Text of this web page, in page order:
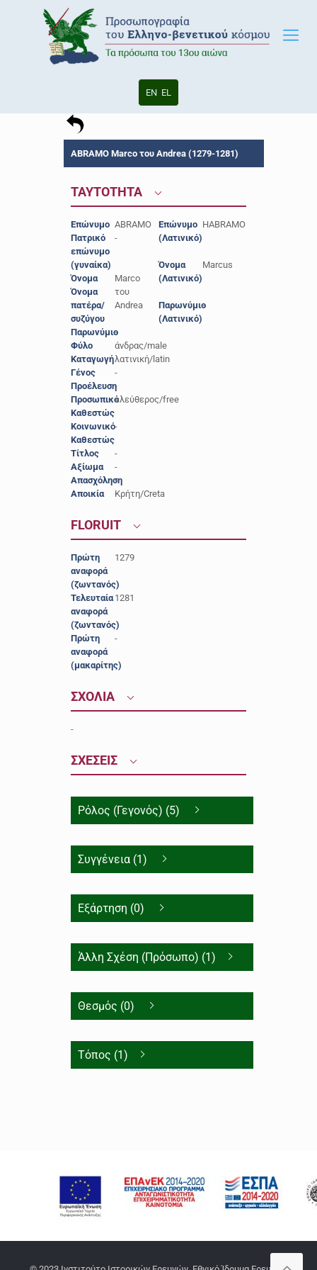
EN EL
ABRAMO Marco του Andrea (1279-1281)
ΤΑΥΤΟΤΗΤΑ
Επώνυμο ABRAMO
Πατρικό
επώνυμο
(γυναίκα)
-
Όνομα
Marco
Όνομα
πατέρα/
συζύγου
του
Andrea
Παρωνύμιο
-
Φύλο
άνδρας/male
Καταγωγήλατινική/latin
Γένος
-
Προέλευση-
Προσωπικό
Καθεστώς
ελεύθερος/free
Κοινωνικό
Καθεστώς
-
Τίτλος
-
Αξίωμα
-
Απασχόληση
-
Αποικία
Κρήτη/Creta
Επώνυμο
(Λατινικό)
HABRAMO
Όνομα
(Λατινικό)
Marcus
Παρωνύμιο
(Λατινικό)
-
FLORUIT
Πρώτη
αναφορά
(ζωντανός)
1279
Τελευταία
αναφορά
(ζωντανός)
1281
Πρώτη
αναφορά
(μακαρίτης)
-
ΣΧΟΛΙΑ
-
ΣΧΕΣΕΙΣ
Ρόλος (Γεγονός) (5)
Συγγένεια (1)
Εξάρτηση (0)
Άλλη Σχέση (Πρόσωπο) (1)
Θεσμός (0)
Τόπος (1)